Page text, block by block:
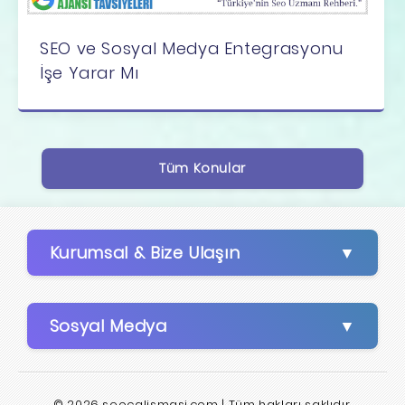
SEO ve Sosyal Medya Entegrasyonu
İşe Yarar Mı
Tüm Konular
Kurumsal & Bize Ulaşın
Sosyal Medya